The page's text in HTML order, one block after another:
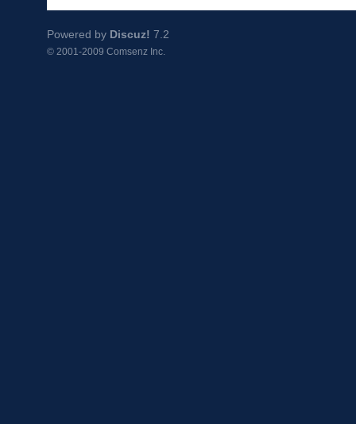
Powered by Discuz! 7.2
© 2001-2009 Comsenz Inc.